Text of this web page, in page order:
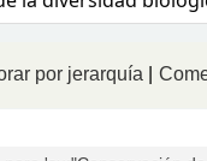
por jerarquía